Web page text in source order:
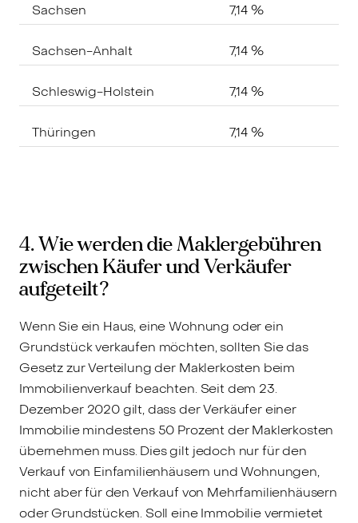
Sachsen 7,14 %
Sachsen-Anhalt 7,14 %
Schleswig-Holstein 7,14 %
Thüringen 7,14 %
4. Wie werden die Maklergebühren
zwischen Käufer und Verkäufer
aufgeteilt?
Wenn Sie ein Haus, eine Wohnung oder ein
Grundstück verkaufen möchten, sollten Sie das
Gesetz zur Verteilung der Maklerkosten beim
Immobilienverkauf beachten. Seit dem 23.
Dezember 2020 gilt, dass der Verkäufer einer
Immobilie mindestens 50 Prozent der Maklerkosten
übernehmen muss. Dies gilt jedoch nur für den
Verkauf von Einfamilienhäusern und Wohnungen,
nicht aber für den Verkauf von Mehrfamilienhäusern
oder Grundstücken. Soll eine Immobilie vermietet